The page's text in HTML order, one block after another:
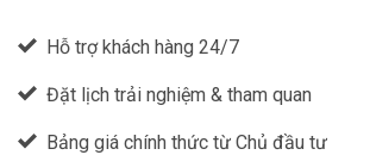
Hỗ trợ khách hàng 24/7
Đặt lịch trải nghiệm & tham quan
Bảng giá chính thức từ Chủ đầu tư